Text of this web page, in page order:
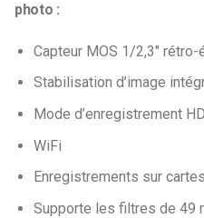
photo :
Capteur MOS 1/2,3″
Stabilisation d’image
Mode d’enregistrement
WiFi
Enregistrements sur
Supporte les filtres de 49